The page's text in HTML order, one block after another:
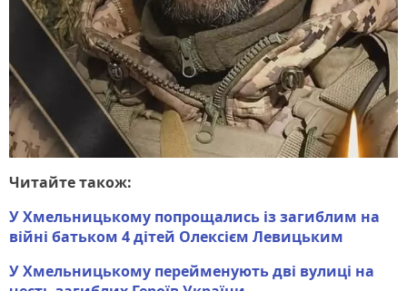
Читайте також:
У Хмельницькому попрощались із загиблим на
війні батьком 4 дітей Олексієм Левицьким
У Хмельницькому перейменують дві вулиці на